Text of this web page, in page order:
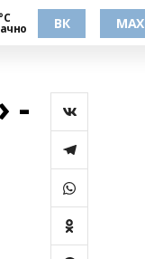
ВК MAX
-